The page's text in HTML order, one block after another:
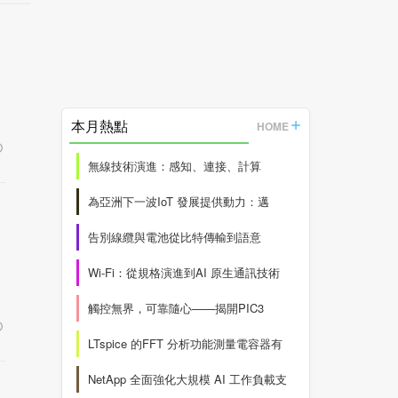
本月熱點 HOME
無線技術演進：感知、連接、計算
為亞洲下一波IoT 發展提供動力：邁
告別線纜與電池從比特傳輸到語意
Wi-Fi：從規格演進到AI 原生通訊技術
觸控無界，可靠隨心——揭開PIC3
LTspice 的FFT 分析功能測量電容器有
NetApp 全面強化大規模 AI 工作負載支